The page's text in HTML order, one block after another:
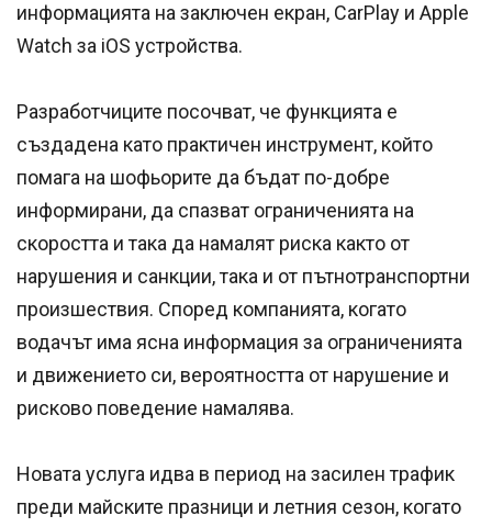
информацията на заключен екран, CarPlay и Apple
Watch за iOS устройства.
Разработчиците посочват, че функцията е
създадена като практичен инструмент, който
помага на шофьорите да бъдат по-добре
информирани, да спазват ограниченията на
скоростта и така да намалят риска както от
нарушения и санкции, така и от пътнотранспортни
произшествия. Според компанията, когато
водачът има ясна информация за ограниченията
и движението си, вероятността от нарушение и
рисково поведение намалява.
Новата услуга идва в период на засилен трафик
преди майските празници и летния сезон, когато